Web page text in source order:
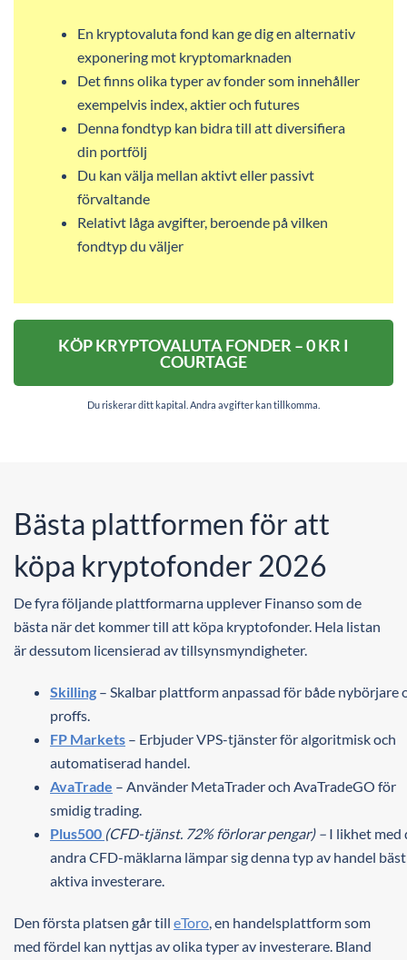
En kryptovaluta fond kan ge dig en alternativ
exponering mot kryptomarknaden
Det finns olika typer av fonder som innehåller
exempelvis index, aktier och futures
Denna fondtyp kan bidra till att diversifiera
din portfölj
Du kan välja mellan aktivt eller passivt
förvaltande
Relativt låga avgifter, beroende på vilken
fondtyp du väljer
KÖP KRYPTOVALUTA FONDER – 0 KR I
COURTAGE
Du riskerar ditt kapital. Andra avgifter kan tillkomma.
Bästa plattformen för att
köpa kryptofonder 2026
De fyra följande plattformarna upplever Finanso som de
bästa när det kommer till att köpa kryptofonder. Hela listan
är dessutom licensierad av tillsynsmyndigheter.
Skilling – Skalbar plattform anpassad för både nybörjare
proffs.
FP Markets – Erbjuder VPS-tjänster för algoritmisk och
automatiserad handel.
AvaTrade – Använder MetaTrader och AvaTradeGO för
smidig trading.
Plus500 (CFD-tjänst. 72% förlorar pengar) – I likhet med
andra CFD-mäklarna lämpar sig denna typ av handel
aktiva investerare.
Den första platsen går till eToro, en handelsplattform som
med fördel kan nyttjas av olika typer av investerare. Bland